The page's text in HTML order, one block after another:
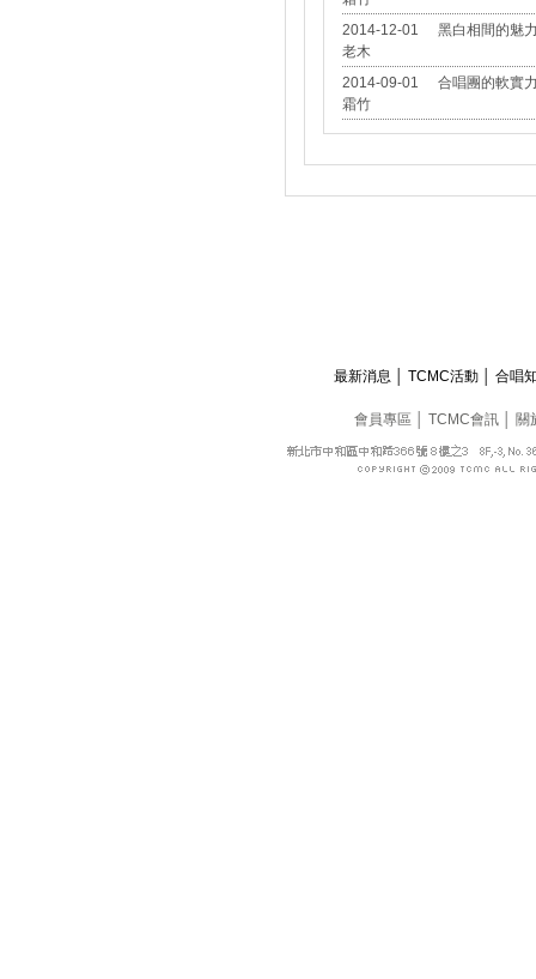
2014-12-01
黑白相間的魅
老木
2014-09-01
合唱團的軟實
霜竹
最新消息 TCMC活動 合唱
會員專區 TCMC會訊 關